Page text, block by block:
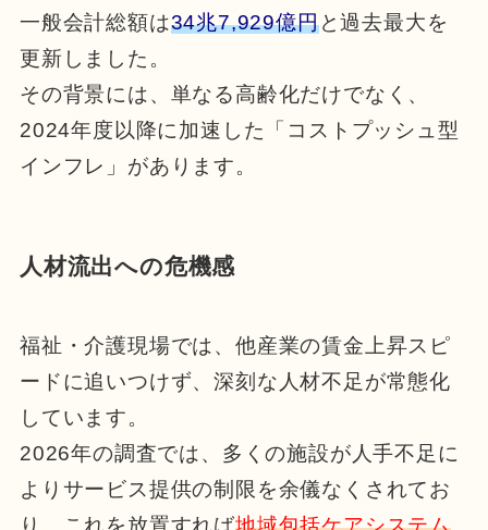
一般会計総額は34兆7,929億円と過去最大を
更新しました。
その背景には、単なる高齢化だけでなく、
2024年度以降に加速した「コストプッシュ型
インフレ」があります。
人材流出への危機感
福祉・介護現場では、他産業の賃金上昇スピ
ードに追いつけず、深刻な人材不足が常態化
しています。
2026年の調査では、多くの施設が人手不足に
よりサービス提供の制限を余儀なくされてお
り、これを放置すれば地域包括ケアシステム